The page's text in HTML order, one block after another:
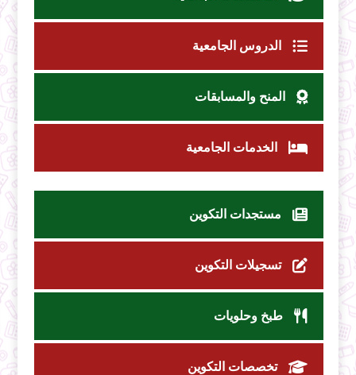
الدروس الجامعية
المنح والمسابقات
الخدمات الجامعية
مستجدات التكوين
تسجيلات التكوين
طبخ وحلويات
تخصصات التكوين